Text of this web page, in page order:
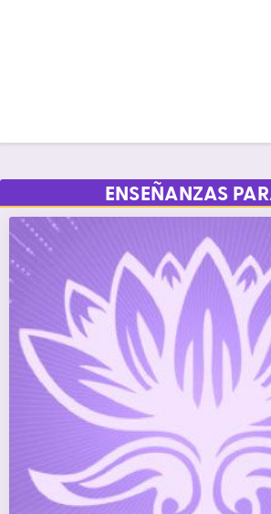
ENSEÑANZAS